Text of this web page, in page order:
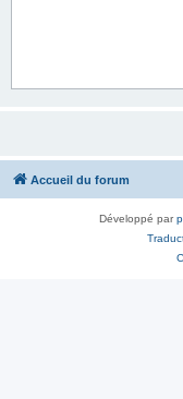
Accueil du forum
Développé par